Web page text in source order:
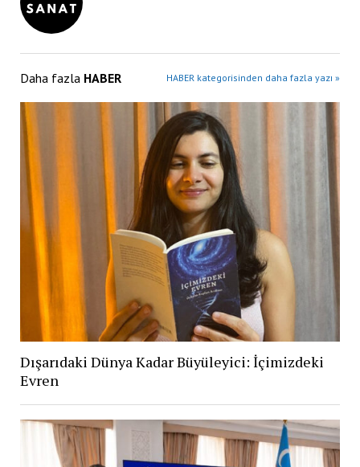
Daha fazla HABER HABER kategorisinden daha fazla yazı »
Dışarıdaki Dünya Kadar Büyüleyici: İçimizdeki
Evren